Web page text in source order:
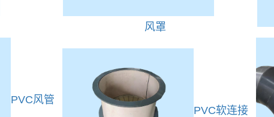
风罩
PVC风管
PVC软连接